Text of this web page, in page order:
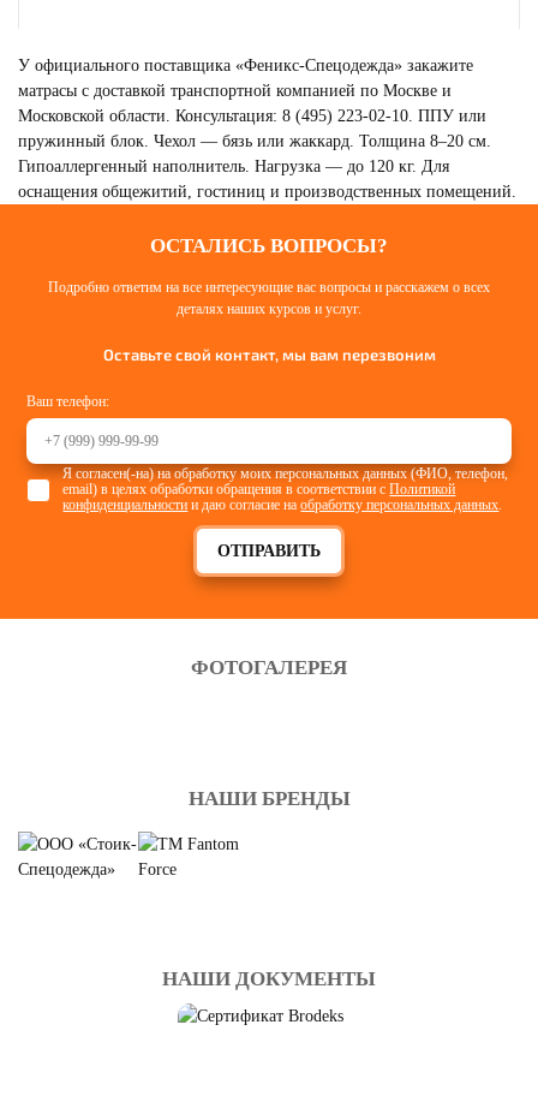
ОДЕЯЛА/ПОКРЫВАЛА
У официального поставщика «Феникс-Спецодежда» закажите
матрасы с доставкой транспортной компанией по Москве и
Московской области. Консультация: 8 (495) 223-02-10. ППУ или
пружинный блок. Чехол — бязь или жаккард. Толщина 8–20 см.
Гипоаллергенный наполнитель. Нагрузка — до 120 кг. Для
оснащения общежитий, гостиниц и производственных помещений.
ОСТАЛИСЬ ВОПРОСЫ?
Подробно ответим на все интересующие вас вопросы и расскажем о всех
деталях наших курсов и услуг.
Оставьте свой контакт, мы вам перезвоним
Ваш телефон:
ОТПРАВИТЬ
Я согласен(-на) на обработку моих персональных данных (ФИО, телефон,
email) в целях обработки обращения в соответствии сПолитикой
конфиденциальности и даю согласие наобработку персональных данных.
ФОТОГАЛЕРЕЯ
НАШИ БРЕНДЫ
НАШИ ДОКУМЕНТЫ